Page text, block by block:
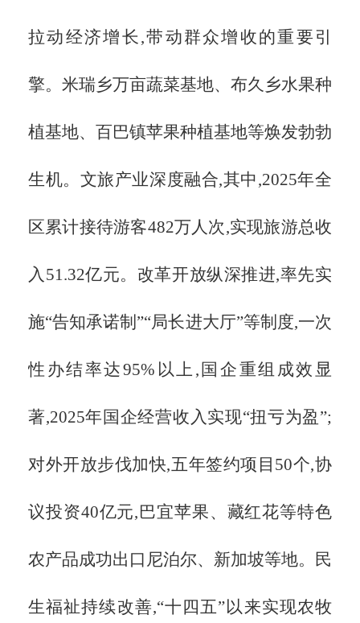
拉动经济增长,带动群众增收的重要引
擎。米瑞乡万亩蔬菜基地、布久乡水果种
植基地、百巴镇苹果种植基地等焕发勃勃
生机。文旅产业深度融合,其中,2025年全
区累计接待游客482万人次,实现旅游总收
入51.32亿元。改革开放纵深推进,率先实
施“告知承诺制”“局长进大厅”等制度,一次
性办结率达95%以上,国企重组成效显
著,2025年国企经营收入实现“扭亏为盈”;
对外开放步伐加快,五年签约项目50个,协
议投资40亿元,巴宜苹果、藏红花等特色
农产品成功出口尼泊尔、新加坡等地。民
生福祉持续改善,“十四五”以来实现农牧